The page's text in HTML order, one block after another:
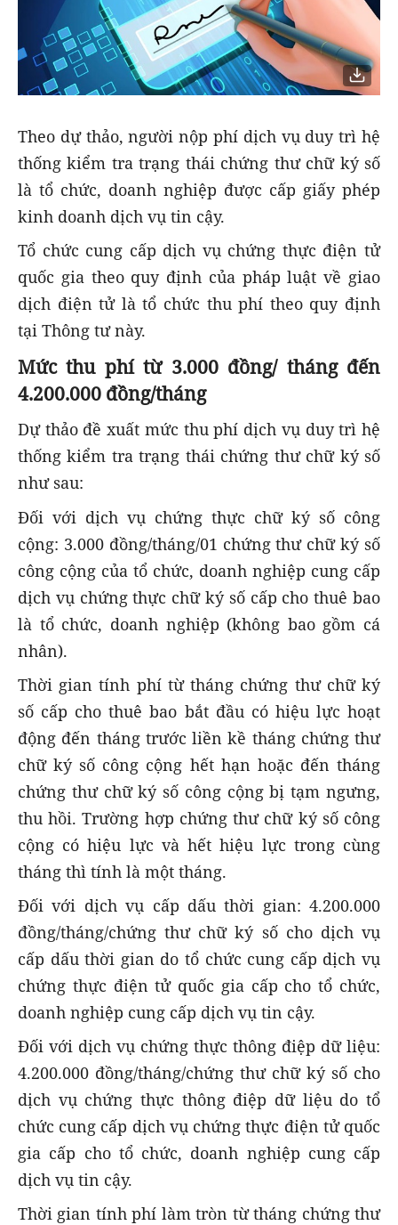
Theo dự thảo, người nộp phí dịch vụ duy trì hệ
thống kiểm tra trạng thái chứng thư chữ ký số
là tổ chức, doanh nghiệp được cấp giấy phép
kinh doanh dịch vụ tin cậy.
Tổ chức cung cấp dịch vụ chứng thực điện tử
quốc gia theo quy định của pháp luật về giao
dịch điện tử là tổ chức thu phí theo quy định
tại Thông tư này.
Mức thu phí từ 3.000 đồng/ tháng đến
4.200.000 đồng/tháng
Dự thảo đề xuất mức thu phí dịch vụ duy trì hệ
thống kiểm tra trạng thái chứng thư chữ ký số
như sau:
Đối với dịch vụ chứng thực chữ ký số công
cộng: 3.000 đồng/tháng/01 chứng thư chữ ký số
công cộng của tổ chức, doanh nghiệp cung cấp
dịch vụ chứng thực chữ ký số cấp cho thuê bao
là tổ chức, doanh nghiệp (không bao gồm cá
nhân).
Thời gian tính phí từ tháng chứng thư chữ ký
số cấp cho thuê bao bắt đầu có hiệu lực hoạt
động đến tháng trước liền kề tháng chứng thư
chữ ký số công cộng hết hạn hoặc đến tháng
chứng thư chữ ký số công cộng bị tạm ngưng,
thu hồi. Trường hợp chứng thư chữ ký số công
cộng có hiệu lực và hết hiệu lực trong cùng
tháng thì tính là một tháng.
Đối với dịch vụ cấp dấu thời gian: 4.200.000
đồng/tháng/chứng thư chữ ký số cho dịch vụ
cấp dấu thời gian do tổ chức cung cấp dịch vụ
chứng thực điện tử quốc gia cấp cho tổ chức,
doanh nghiệp cung cấp dịch vụ tin cậy.
Đối với dịch vụ chứng thực thông điệp dữ liệu:
4.200.000 đồng/tháng/chứng thư chữ ký số cho
dịch vụ chứng thực thông điệp dữ liệu do tổ
chức cung cấp dịch vụ chứng thực điện tử quốc
gia cấp cho tổ chức, doanh nghiệp cung cấp
dịch vụ tin cậy.
Thời gian tính phí làm tròn từ tháng chứng thư